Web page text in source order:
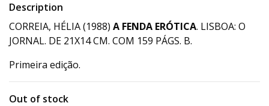
Description
CORREIA, HÉLIA (1988) A FENDA ERÓTICA. LISBOA: O
JORNAL. DE 21X14 CM. COM 159 PÁGS. B.
Primeira edição.
Out of stock